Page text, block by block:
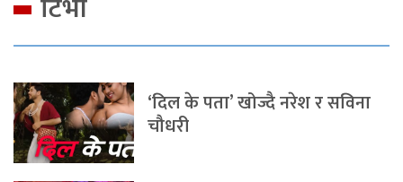
टिभी
‘दिल के पता’ खोज्दै नरेश र सविना
चौधरी